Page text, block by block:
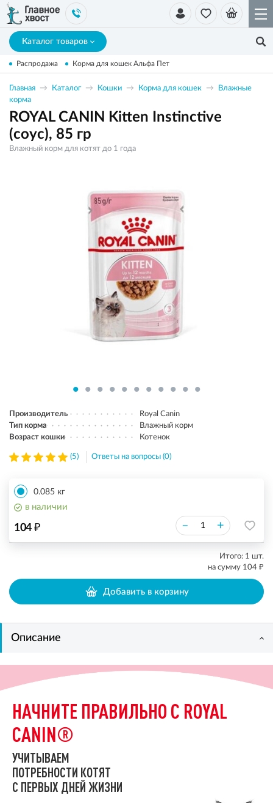
Каталог товаров
Распродажа Корма для кошек Альфа Пет
Главная Каталог Кошки Корма для кошек
Влажные
корма
ROYAL CANIN Kitten Instinctive
(соус), 85 гр
Влажный корм для котят до 1 года
Производитель
Royal Canin
Тип корма
Влажный корм
Возраст кошки
Котенок
(5) Ответы на вопросы (0)
0.085 кг
104 ₽ – +
в наличии
Итого: 1 шт.
на сумму 104 ₽
Добавить в корзину
Описание